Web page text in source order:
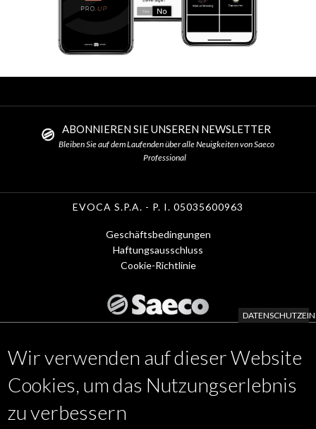
ABONNIEREN SIE UNSEREN NEWSLETTER
Bleiben Sie auf dem Laufenden über alle Neuigkeiten von Saeco
Professional
EVOCA S.P.A. - P. I. 05035600963
de
Geschäftsbedingungen
Haftungsausschluss
Cookie-Richtlinie
Footer
Menu
KAFFEE MASCHINEN
APP
ZUBEHÖR
WARTUNGSSERVICE
www.evocagroup.com
Wir verwenden auf dieser Website
Cookies, um das Nutzungserlebnis
zu verbessern